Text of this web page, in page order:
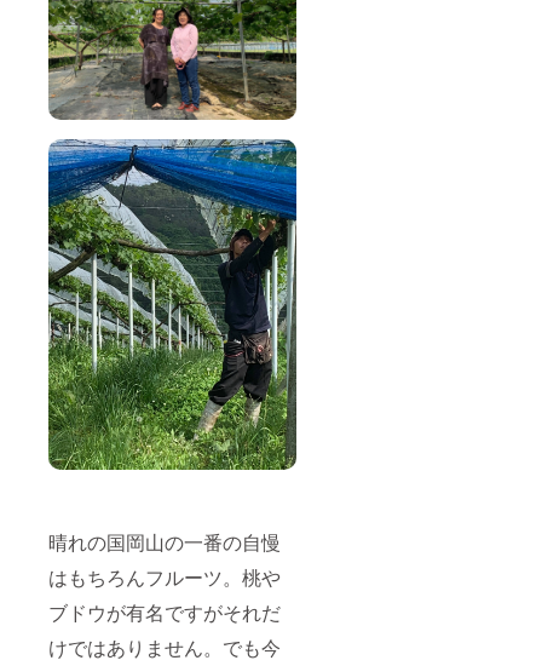
晴れの国岡山の一番の自慢
はもちろんフルーツ。桃や
ブドウが有名ですがそれだ
けではありません。でも今